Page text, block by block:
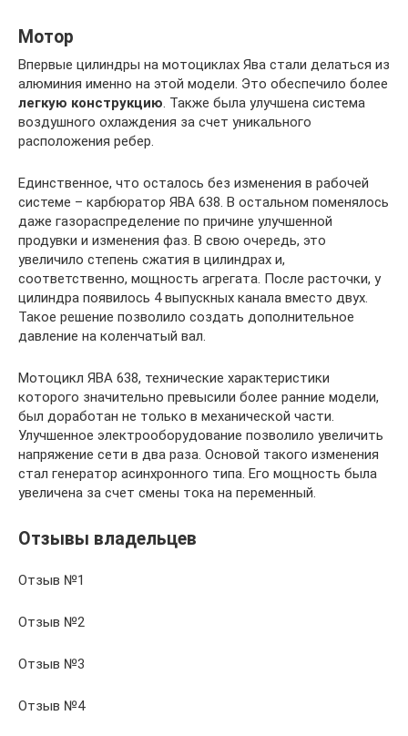
Мотор
Впервые цилиндры на мотоциклах Ява стали делаться из
алюминия именно на этой модели. Это обеспечило более
легкую конструкцию. Также была улучшена система
воздушного охлаждения за счет уникального
расположения ребер.
Единственное, что осталось без изменения в рабочей
системе – карбюратор ЯВА 638. В остальном поменялось
даже газораспределение по причине улучшенной
продувки и изменения фаз. В свою очередь, это
увеличило степень сжатия в цилиндрах и,
соответственно, мощность агрегата. После расточки, у
цилиндра появилось 4 выпускных канала вместо двух.
Такое решение позволило создать дополнительное
давление на коленчатый вал.
Мотоцикл ЯВА 638, технические характеристики
которого значительно превысили более ранние модели,
был доработан не только в механической части.
Улучшенное электрооборудование позволило увеличить
напряжение сети в два раза. Основой такого изменения
стал генератор асинхронного типа. Его мощность была
увеличена за счет смены тока на переменный.
Отзывы владельцев
Отзыв №1
Отзыв №2
Отзыв №3
Отзыв №4